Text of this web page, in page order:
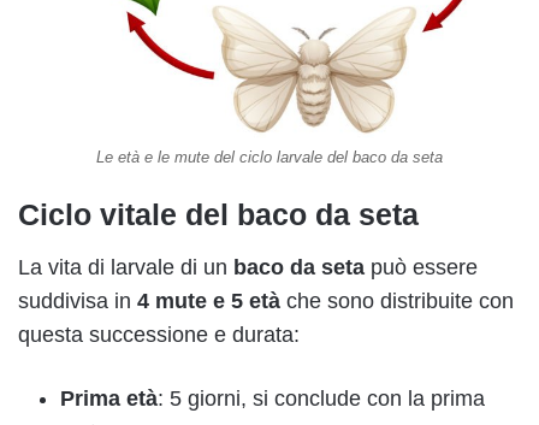
Le età e le mute del ciclo larvale del baco da seta
Ciclo vitale del baco da seta
La vita di larvale di un baco da seta può essere
suddivisa in 4 mute e 5 età che sono distribuite con
questa successione e durata:
Prima età: 5 giorni, si conclude con la prima